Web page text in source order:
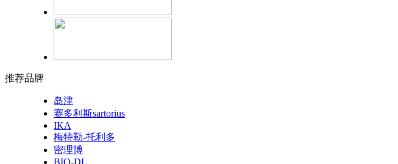
推荐品牌
岛津
赛多利斯sartorius
IKA
梅特勒-托利多
密理博
BIO-DL